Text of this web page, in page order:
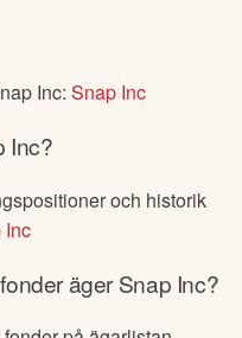
Inc:Snap Inc
Inc?
och historik
Inc
ägerSnap Inc?